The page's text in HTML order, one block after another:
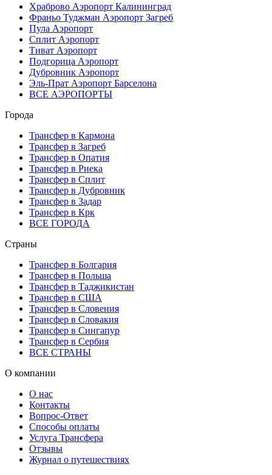
Храброво Аэропорт Калининград
Франьо Туджман Аэропорт Загреб
Пула Аэропорт
Сплит Аэропорт
Тиват Аэропорт
Подгорица Аэропорт
Дубровник Аэропорт
Эль-Прат Аэропорт Барселона
ВСЕ АЭРОПОРТЫ
Города
Трансфер в Кармона
Трансфер в Загреб
Трансфер в Опатия
Трансфер в Риека
Трансфер в Сплит
Трансфер в Дубровник
Трансфер в Задар
Трансфер в Крк
ВСЕ ГОРОДА
Страны
Трансфер в Болгария
Трансфер в Польша
Трансфер в Таджикистан
Трансфер в США
Трансфер в Словения
Трансфер в Словакия
Трансфер в Сингапур
Трансфер в Сербия
ВСЕ СТРАНЫ
О компании
О нас
Контакты
Вопрос-Ответ
Способы оплаты
Услуга Трансфера
Отзывы
Журнал о путешествиях